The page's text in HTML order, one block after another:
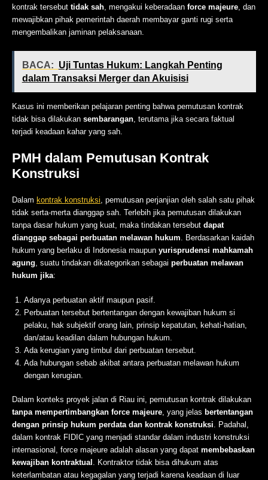
kontrak tersebut tidak sah, mengakui keberadaan force majeure, dan
mewajibkan pihak pemerintah daerah membayar ganti rugi serta
mengembalikan jaminan pelaksanaan.
BACA: Uji Tuntas Hukum: Langkah Penting
dalam Transaksi Merger dan Akuisisi
Kasus ini memberikan pelajaran penting bahwa pemutusan kontrak
tidak bisa dilakukan sembarangan, terutama jika secara faktual
terjadi keadaan kahar yang sah.
PMH dalam Pemutusan Kontrak
Konstruksi
Dalam kontrak konstruksi , pemutusan perjanjian oleh salah satu pihak
tidak serta-merta dianggap sah. Terlebih jika pemutusan dilakukan
tanpa dasar hukum yang kuat, maka tindakan tersebut dapat
dianggap sebagai perbuatan melawan hukum . Berdasarkan kaidah
hukum yang berlaku di Indonesia maupun yurisprudensi mahkamah
agung , suatu tindakan dikategorikan sebagai perbuatan melawan
hukum jika:
Adanya perbuatan aktif maupun pasif.
Perbuatan tersebut bertentangan dengan kewajiban hukum si
pelaku, hak subjektif orang lain, prinsip kepatutan, kehati-hatian,
dan/atau keadilan dalam hubungan hukum.
Ada kerugian yang timbul dari perbuatan tersebut.
Ada hubungan sebab akibat antara perbuatan melawan hukum
dengan kerugian.
Dalam konteks proyek jalan di Riau ini, pemutusan kontrak dilakukan
tanpa mempertimbangkan force majeure, yang jelas bertentangan
dengan prinsip hukum perdata dan kontrak konstruksi. Padahal,
dalam kontrak FIDIC yang menjadi standar dalam industri konstruksi
internasional, force majeure adalah alasan yang dapat membebaskan
kewajiban kontraktual . Kontraktor tidak bisa dihukum atas
keterlambatan atau kegagalan yang terjadi karena keadaan di luar